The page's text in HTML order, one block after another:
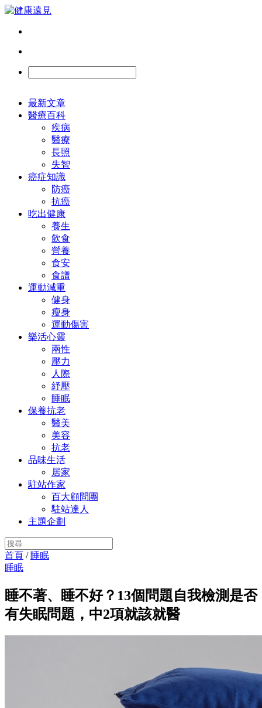
最新文章
醫療百科
疾病
醫療
長照
失智
癌症知識
防癌
抗癌
吃出健康
養生
飲食
營養
食安
食譜
運動減重
健身
瘦身
運動傷害
樂活心靈
兩性
壓力
人際
紓壓
睡眠
保養抗老
醫美
美容
抗老
品味生活
居家
駐站作家
百大顧問團
駐站達人
主題企劃
首頁 / 睡眠
睡眠
睡不著、睡不好？13個問題自我檢測是否
有失眠問題，中2項就該就醫